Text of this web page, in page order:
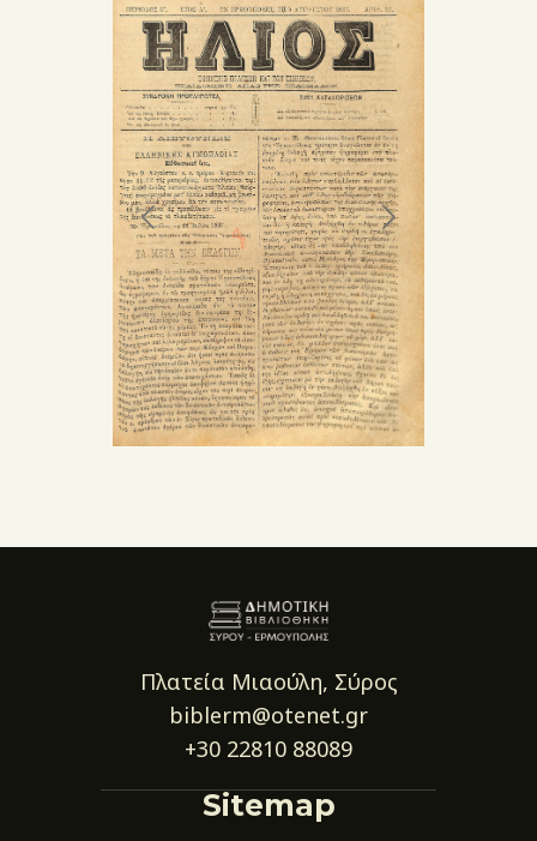
Πλατεία Μιαούλη, Σύρος
biblerm@otenet.gr
+30 22810 88089
Sitemap